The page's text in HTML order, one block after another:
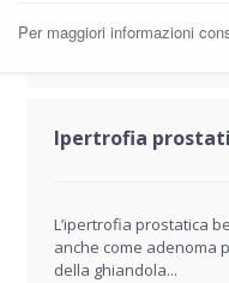
Dettagli
Ipertrofia
L’ipertrofia prostatica
anche come adenoma
della ghiandola...
Per maggiori informazioni